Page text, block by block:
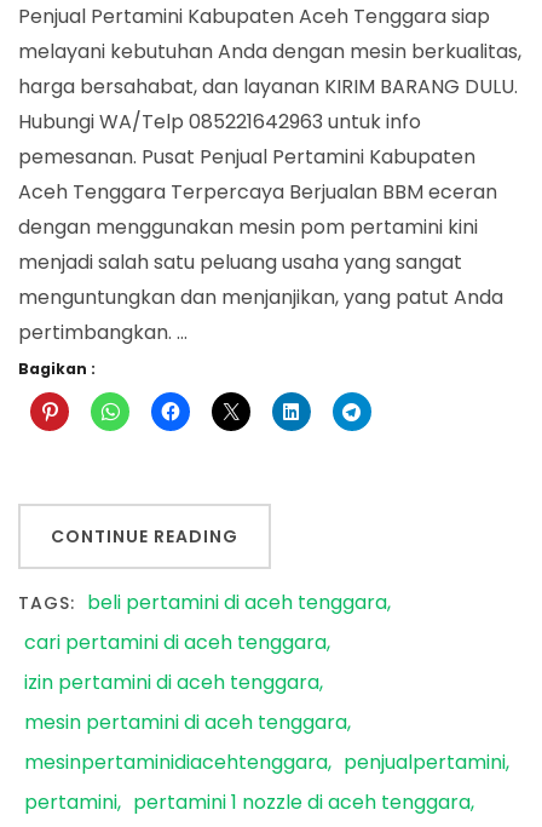
Kabupaten
Aceh
Tenggara
Penjual Pertamini Kabupaten Aceh Tenggara siap
melayani kebutuhan Anda dengan mesin berkualitas,
harga bersahabat, dan layanan KIRIM BARANG DULU.
Hubungi WA/Telp 085221642963 untuk info
pemesanan. Pusat Penjual Pertamini Kabupaten
Aceh Tenggara Terpercaya Berjualan BBM eceran
dengan menggunakan mesin pom pertamini kini
menjadi salah satu peluang usaha yang sangat
menguntungkan dan menjanjikan, yang patut Anda
pertimbangkan. …
Bagikan :
CONTINUE READING
TAGS: beli pertamini di aceh tenggara
cari pertamini di aceh tenggara
izin pertamini di aceh tenggara
mesin pertamini di aceh tenggara
mesinpertaminidiacehtenggara
penjualpertamini
pertamini
pertamini 1 nozzle di aceh tenggara